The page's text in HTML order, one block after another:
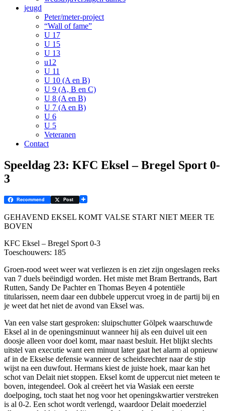
jeugd
Peter/meter-project
“Wall of fame”
U 17
U 15
U 13
u12
U 11
U 10 (A en B)
U 9 (A, B en C)
U 8 (A en B)
U 7 (A en B)
U 6
U 5
Veteranen
Contact
Speeldag 23: KFC Eksel – Bregel Sport 0-
3
Recommend Post
GEHAVEND EKSEL KOMT VALSE START NIET MEER TE
BOVEN
KFC Eksel – Bregel Sport 0-3
Toeschouwers: 185
Groen-rood weet weer wat verliezen is en ziet zijn ongeslagen reeks
van 7 duels beëindigd worden. Het miste met Bram Bertrands, Bart
Rutten, Sandy De Pachter en Thomas Beyen 4 potentiële
titularissen, neem daar een dubbele uppercut vroeg in de partij bij en
je weet dat het niet de avond van Eksel was.
Van een valse start gesproken: sluipschutter Gölpek waarschuwde
Eksel al in de openingsminuut wanneer hij als een duivel uit een
doosje alleen voor doel komt, maar naast besluit. Het blijkt slechts
uitstel van executie want een minuut later gaat het alarm al opnieuw
af in de Ekselse defensie wanneer de scheidsrechter naar de stip
wijst na een duwfout. Hermans kiest de juiste hoek, maar kan het
schot van Delait niet stoppen. Eksel komt de uppercut niet meteen te
boven, integendeel. Ook al creëert het via Wasiak een eerste
doelpoging, toch staat het nog voor het openingskwartier verstreken
is al 0-2. Een schot wordt verlengd, waardoor Delait moederziel